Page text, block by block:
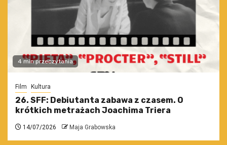
4 min przeczytania
Film Kultura
26. SFF: Debiutanta zabawa z czasem. O
krótkich metrażach Joachima Triera
14/07/2026 Maja Grabowska